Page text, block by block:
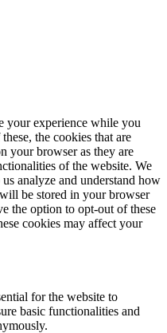
your experience while you
the cookies that are
your browser as they are
of the website. We
analyze and understand how
be stored in your browser
the option to opt-out of these
cookies may affect your
for the website to
basic functionalities and